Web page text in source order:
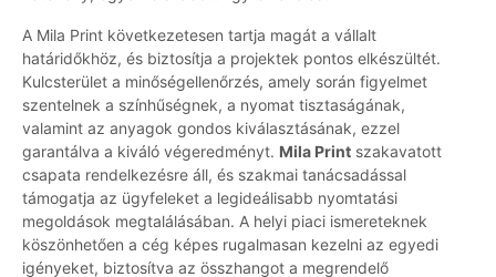
A Mila Print következetesen tartja magát a vállalt
határidőkhöz, és biztosítja a projektek pontos elkészültét.
Kulcsterület a minőségellenőrzés, amely során figyelmet
szentelnek a színhűségnek, a nyomat tisztaságának,
valamint az anyagok gondos kiválasztásának, ezzel
garantálva a kiváló végeredményt. Mila Print szakavatott
csapata rendelkezésre áll, és szakmai tanácsadással
támogatja az ügyfeleket a legideálisabb nyomtatási
megoldások megtalálásában. A helyi piaci ismereteknek
köszönhetően a cég képes rugalmasan kezelni az egyedi
igényeket, biztosítva az összhangot a megrendelő